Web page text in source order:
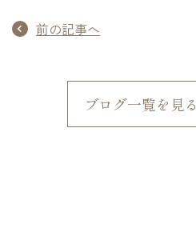
前の記事へ
ブログ一覧を見る